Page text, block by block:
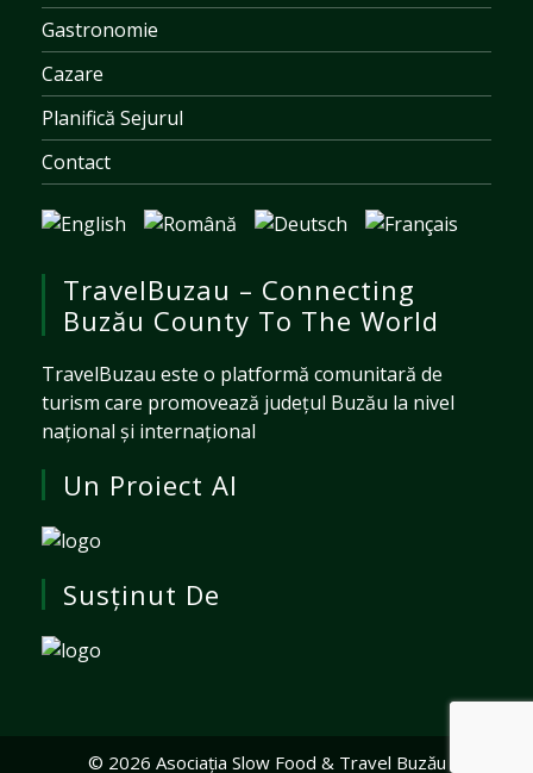
Gastronomie
Cazare
Planifică Sejurul
Contact
TravelBuzau – Connecting
Buzău County To The World
TravelBuzau este o platformă comunitară de
turism care promovează județul Buzău la nivel
național și internațional
Un Proiect Al
Susținut De
© 2026 Asociația Slow Food & Travel Buzău